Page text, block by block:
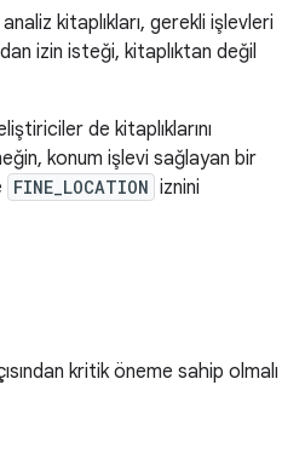
kitaplıkları, gerekli işlevleri
izin isteği, kitaplıktan değil
de kitaplıklarını
konum işlevi sağlayan bir
FINE_LOCATION iznini
kritik öneme sahip olmalı